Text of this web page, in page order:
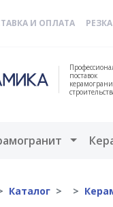
И ОПЛАТА
поставок
Каталог